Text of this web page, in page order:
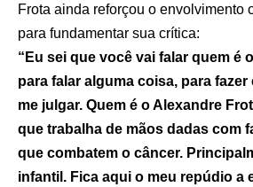
Frota ainda reforçou o envolvimento
para fundamentar sua crítica:
“Eu sei que você vai falar quem é
para falar alguma coisa, para
me julgar. Quem é o Alexandre
que trabalha de mãos dadas com
que combatem o câncer.
infantil. Fica aqui o meu repúdio a